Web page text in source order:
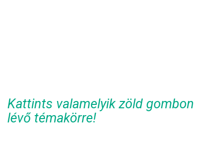
Kattints valamelyik zöld gombon
lévő témakörre!